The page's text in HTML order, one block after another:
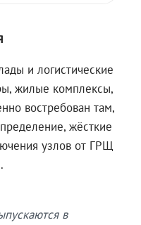
и логистические
жилые комплексы,
востребован там,
жёсткие
узлов от ГРЩ
в